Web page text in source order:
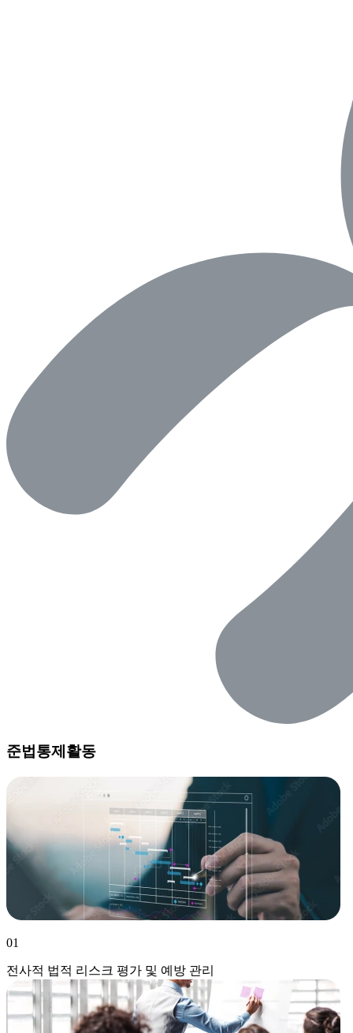
준법통제활동
01
전사적 법적 리스크 평가 및 예방 관리